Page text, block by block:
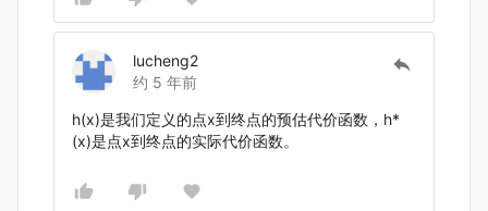
lucheng2
约 5 年前
h(x)是我们定义的点x到终点的预估代价函数，h*
(x)是点x到终点的实际代价函数。